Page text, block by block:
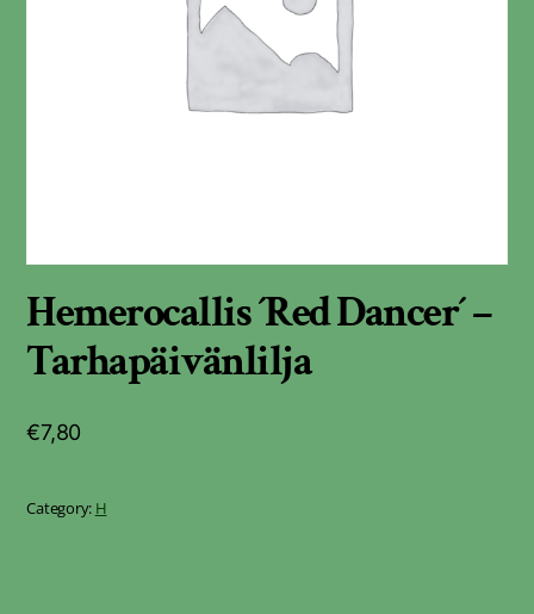
Hemerocallis ´Red Dancer´ –
Tarhapäivänlilja
€7,80
Category: H